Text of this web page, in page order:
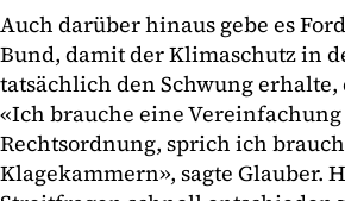
Auch darüber hinaus gebe es
Bund, damit der Klimaschutz in
tatsächlich den Schwung erhalte,
«Ich brauche eine
Rechtsordnung, sprich ich
Klagekammern», sagte Glauber.